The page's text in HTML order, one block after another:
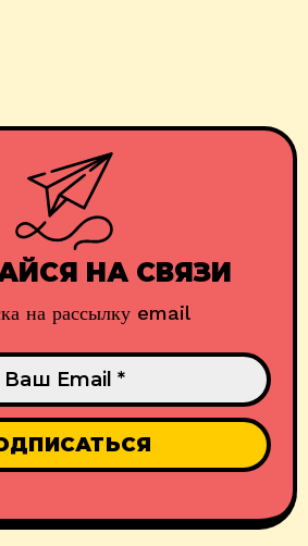
НА СВЯЗИ
на рассылку email